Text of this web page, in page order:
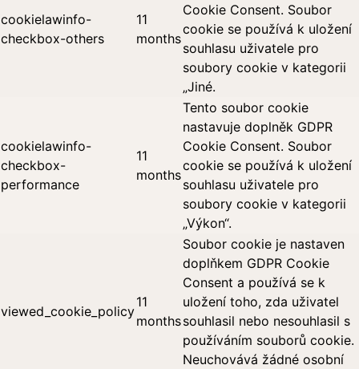
cookielawinfo-
checkbox-others
11
months
Cookie Consent. Soubor
cookie se používá k uložení
souhlasu uživatele pro
soubory cookie v kategorii
„Jiné.
cookielawinfo-
checkbox-
performance
11
months
Tento soubor cookie
nastavuje doplněk GDPR
Cookie Consent. Soubor
cookie se používá k uložení
souhlasu uživatele pro
soubory cookie v kategorii
„Výkon“.
viewed_cookie_policy
11
months
Soubor cookie je nastaven
doplňkem GDPR Cookie
Consent a používá se k
uložení toho, zda uživatel
souhlasil nebo nesouhlasil s
používáním souborů cookie.
Neuchovává žádné osobní